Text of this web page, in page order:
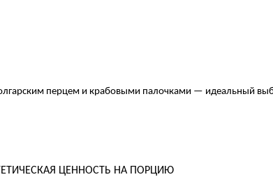
перцем и крабовыми палочками — идеальный
ЦЕННОСТЬ НА ПОРЦИЮ